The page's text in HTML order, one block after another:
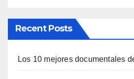
Recent Posts
Los 10 mejores documentales